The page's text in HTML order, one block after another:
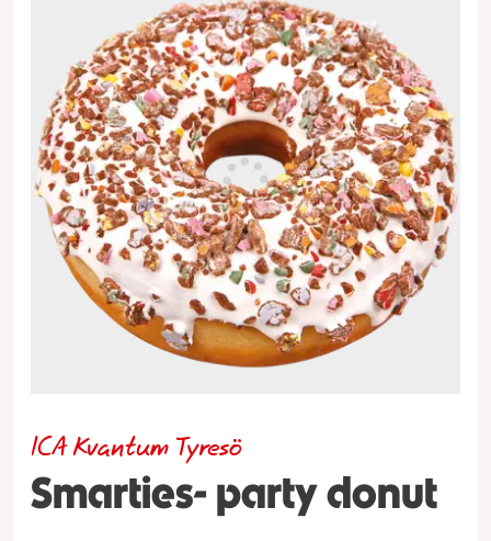
Smarties- party donut
ICA Kvantum Tyresö